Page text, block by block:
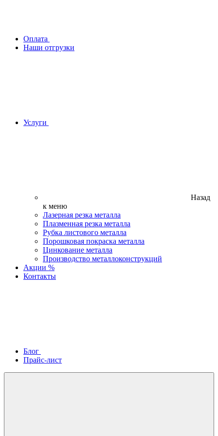
Оплата
Наши отгрузки
Услуги
Назад
к меню
Лазерная резка металла
Плазменная резка металла
Рубка листового металла
Порошковая покраска металла
Цинкование металла
Производство металлоконструкций
Акции %
Контакты
Блог
Прайс-лист